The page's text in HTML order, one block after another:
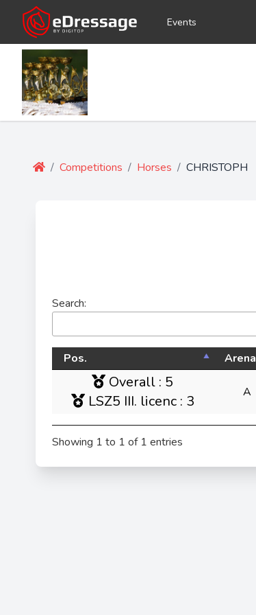
Events
/ Competitions / Horses / CHRISTOPH
Search:
Pos. Arena
Overall : 5
LSZ5 III. licenc : 3
A
Showing 1 to 1 of 1 entries